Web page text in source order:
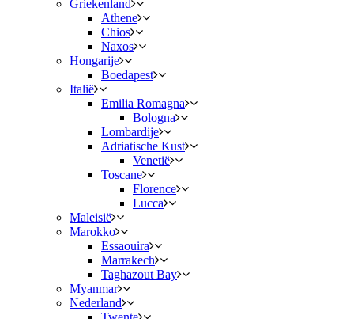
Griekenland
Athene
Chios
Naxos
Hongarije
Boedapest
Italië
Emilia Romagna
Bologna
Lombardije
Adriatische Kust
Venetië
Toscane
Florence
Lucca
Maleisië
Marokko
Essaouira
Marrakech
Taghazout Bay
Myanmar
Nederland